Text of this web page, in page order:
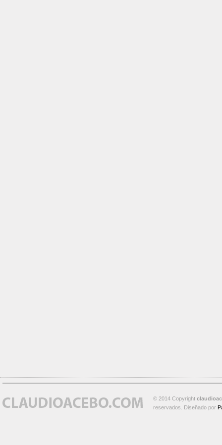
© 2014 Copyright
reservados. Diseñado por